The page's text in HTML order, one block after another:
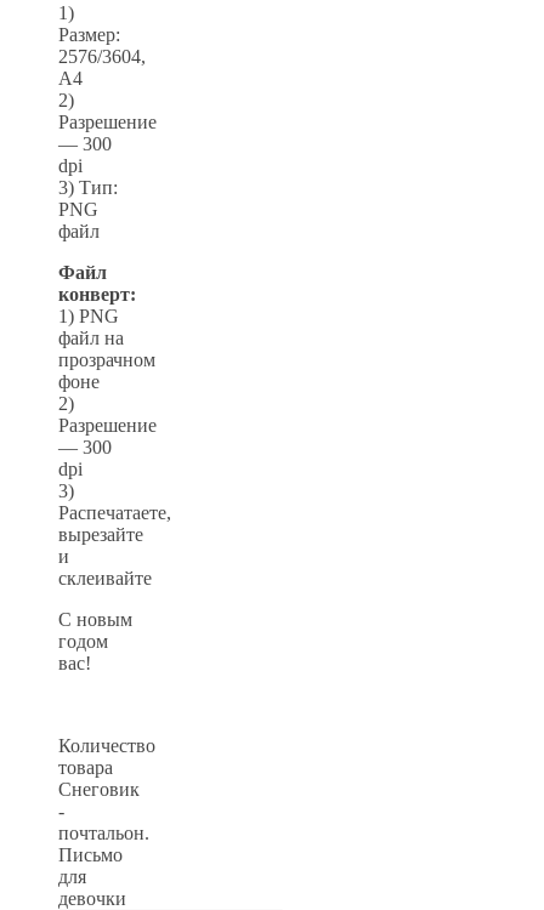
1)
Размер:
2576/3604,
А4
2)
Разрешение
— 300
dpi
3) Тип:
PNG
файл
Файл
конверт:
1) PNG
файл на
прозрачном
фоне
2)
Разрешение
— 300
dpi
3)
Распечатаете,
вырезайте
и
склеивайте
С новым
годом
вас!
Количество
товара
Снеговик
-
почтальон.
Письмо
для
девочки